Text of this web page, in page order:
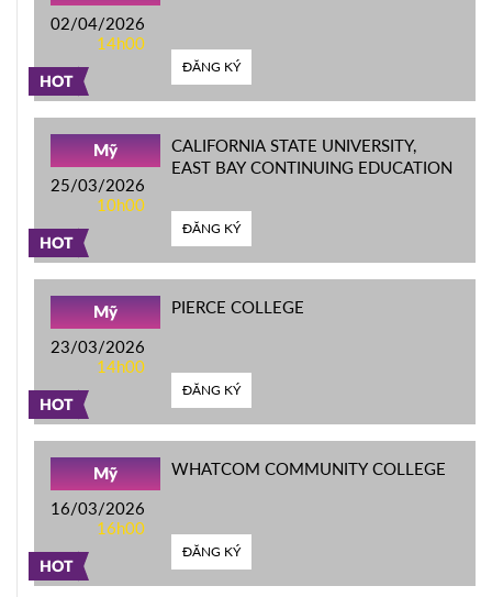
HOT
02/04/2026
14h00
ĐĂNG KÝ
HOT
Mỹ
25/03/2026
10h00
CALIFORNIA STATE UNIVERSITY,
EAST BAY CONTINUING EDUCATION
ĐĂNG KÝ
HOT
Mỹ
23/03/2026
14h00
PIERCE COLLEGE
ĐĂNG KÝ
HOT
Mỹ
16/03/2026
16h00
WHATCOM COMMUNITY COLLEGE
ĐĂNG KÝ